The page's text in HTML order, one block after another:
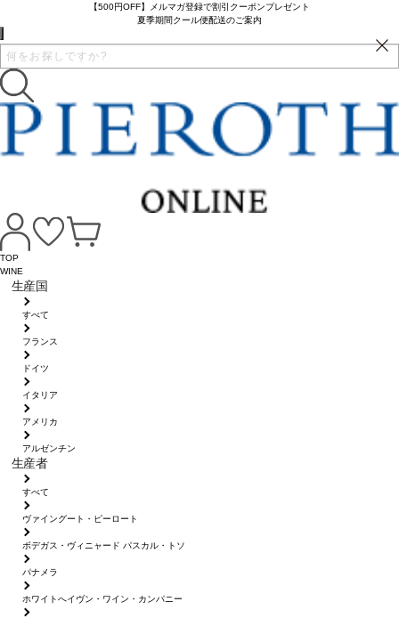
【500円OFF】メルマガ登録で割引クーポンプレゼント
夏季期間クール便配送のご案内
TOP
WINE
生産国
すべて
フランス
ドイツ
イタリア
アメリカ
アルゼンチン
生産者
すべて
ヴァイングート・ピーロート
ボデガス・ヴィニャード パスカル・トソ
パナメラ
ホワイトへイヴン・ワイン・カンパニー